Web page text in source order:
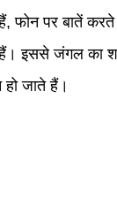
फोन पर बातें करते
इससे जंगल का
जाते हैं।